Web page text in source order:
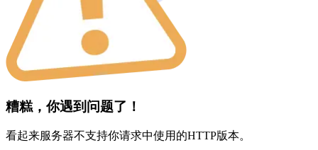
糟糕，你遇到问题了！
看起来服务器不支持你请求中使用的HTTP版本。